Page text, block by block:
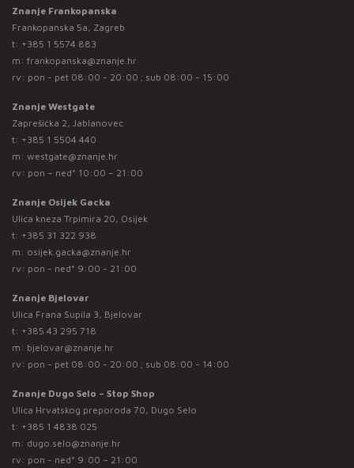
Znanje Frankopanska
Frankopanska 5a, Zagreb
t: +385 1 5574 883
m: frankopanska@znanje.hr
rv: pon - pet 08:00 - 20:00 ; sub 08:00 - 15:00
Znanje Westgate
Zaprešićka 2, Jablanovec
t: +385 1 5504 440
m: westgate@znanje.hr
rv: pon – ned* 10:00 – 21:00
Znanje Osijek Gacka
Ulica kneza Trpimira 20, Osijek
t: +385 31 322 938
m: osijek.gacka@znanje.hr
rv: pon - ned* 9:00 - 21:00
Znanje Bjelovar
Ulica Frana Supila 3, Bjelovar
t: +385 43 295 718
m: bjelovar@znanje.hr
rv: pon - pet 08:00 - 20:00 ; sub 08:00 - 14:00
Znanje Dugo Selo – Stop Shop
Ulica Hrvatskog preporoda 70, Dugo Selo
t: +385 1 4838 025
m: dugo.selo@znanje.hr
rv: pon - ned* 9:00 – 21:00